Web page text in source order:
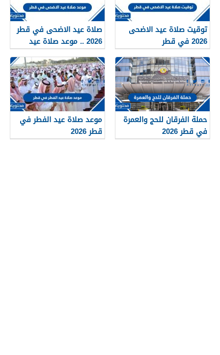
توقيت صلاة عيد الاضحى
2026 في قطر
صلاة عيد الاضحى في قطر
2026 .. موعد صلاة عيد
الاضحى في قطر
حملة الفرقان للحج والعمرة
في قطر 2026
موعد صلاة عيد الفطر في
قطر 2026